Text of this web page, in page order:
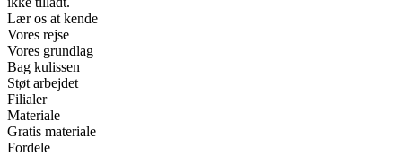
Lær os at kende
Vores rejse
Vores grundlag
Bag kulissen
Støt arbejdet
Filialer
Materiale
Gratis materiale
Fordele